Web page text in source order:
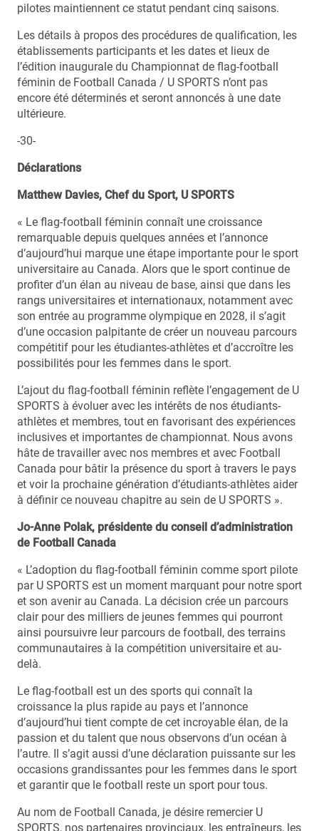
pilotes maintiennent ce statut pendant cinq saisons.
Les détails à propos des procédures de qualification, les
établissements participants et les dates et lieux de
l’édition inaugurale du Championnat de flag-football
féminin de Football Canada / U SPORTS n’ont pas
encore été déterminés et seront annoncés à une date
ultérieure.
-30-
Déclarations
Matthew Davies, Chef du Sport, U SPORTS
« Le flag-football féminin connaît une croissance
remarquable depuis quelques années et l’annonce
d’aujourd’hui marque une étape importante pour le sport
universitaire au Canada. Alors que le sport continue de
profiter d’un élan au niveau de base, ainsi que dans les
rangs universitaires et internationaux, notamment avec
son entrée au programme olympique en 2028, il s’agit
d’une occasion palpitante de créer un nouveau parcours
compétitif pour les étudiantes-athlètes et d’accroître les
possibilités pour les femmes dans le sport.
L’ajout du flag-football féminin reflète l’engagement de U
SPORTS à évoluer avec les intérêts de nos étudiants-
athlètes et membres, tout en favorisant des expériences
inclusives et importantes de championnat. Nous avons
hâte de travailler avec nos membres et avec Football
Canada pour bâtir la présence du sport à travers le pays
et voir la prochaine génération d’étudiants-athlètes aider
à définir ce nouveau chapitre au sein de U SPORTS ».
Jo-Anne Polak, présidente du conseil d’administration
de Football Canada
« L’adoption du flag-football féminin comme sport pilote
par U SPORTS est un moment marquant pour notre sport
et son avenir au Canada. La décision crée un parcours
clair pour des milliers de jeunes femmes qui pourront
ainsi poursuivre leur parcours de football, des terrains
communautaires à la compétition universitaire et au-
delà.
Le flag-football est un des sports qui connaît la
croissance la plus rapide au pays et l’annonce
d’aujourd’hui tient compte de cet incroyable élan, de la
passion et du talent que nous observons d’un océan à
l’autre. Il s’agit aussi d’une déclaration puissante sur les
occasions grandissantes pour les femmes dans le sport
et garantir que le football reste un sport pour tous.
Au nom de Football Canada, je désire remercier U
SPORTS, nos partenaires provinciaux, les entraîneurs, les